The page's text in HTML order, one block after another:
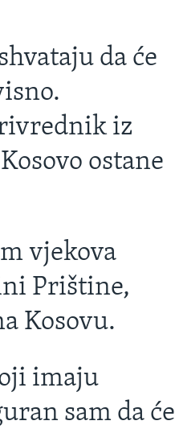
da će
iz
ostane
vjekova
Prištine,
Kosovu.
imaju
sam da će